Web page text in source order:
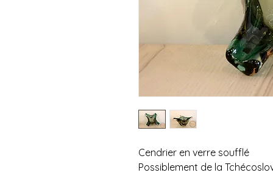
Cendrier en verre soufflé
Possiblement de la